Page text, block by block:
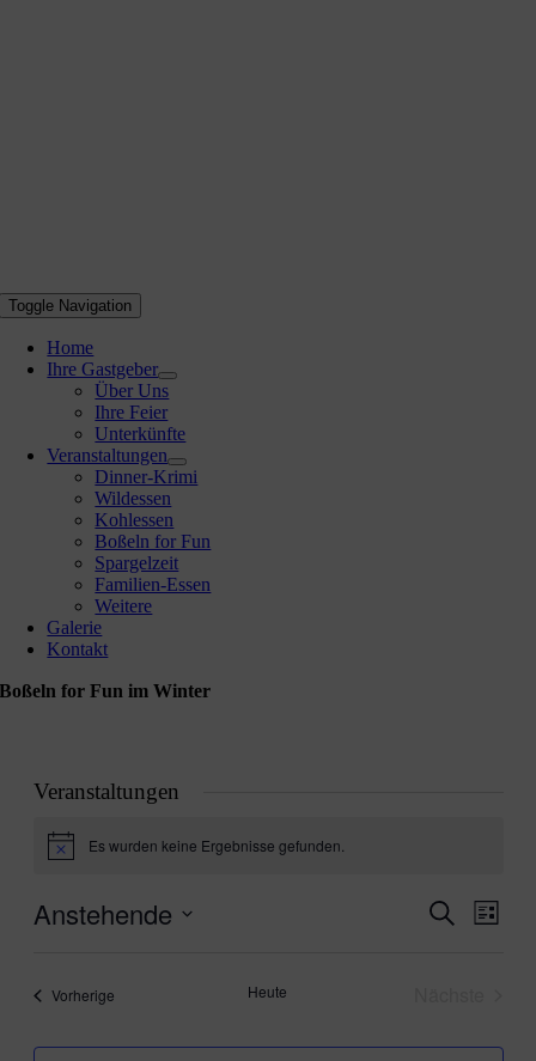
Toggle Navigation
Home
Ihre Gastgeber
Über Uns
Ihre Feier
Unterkünfte
Veranstaltungen
Dinner-Krimi
Wildessen
Kohlessen
Boßeln for Fun
Spargelzeit
Familien-Essen
Weitere
Galerie
Kontakt
Boßeln for Fun im Winter
Veranstaltungen
HinweisEs wurden keine Ergebnisse gefunden.
Suche
Liste
Anstehende
VorherigeVeranstaltungen Heute